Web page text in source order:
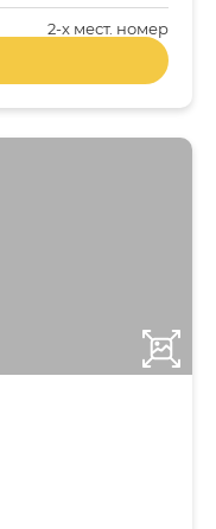
2-x мест. номер